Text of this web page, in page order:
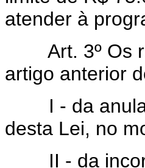
atender à
Art. 3º Os
artigo anterior
I - da
desta Lei, no
II - da